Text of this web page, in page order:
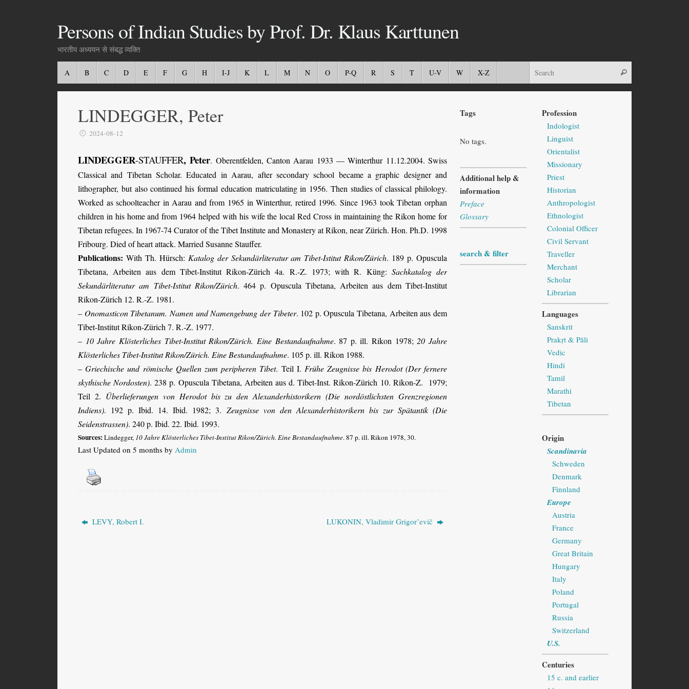
Persons of Indian Studies by Prof. Dr. Klaus Karttunen
भारतीय अध्ययन से संबद्ध व्यक्ति
A B C D E F G H I-J K L M N O P-Q R S T U-V W X-Z
LINDEGGER, Peter
2024-08-12
LINDEGGER-STAUFFER, Peter. Oberentfelden, Canton Aarau 1933 — Winterthur 11.12.2004. Swiss
Classical and Tibetan Scholar. Educated in Aarau, after secondary school became a graphic designer and
lithographer, but also continued his formal education matriculating in 1956. Then studies of classical philology.
Worked as schoolteacher in Aarau and from 1965 in Winterthur, retired 1996. Since 1963 took Tibetan orphan
children in his home and from 1964 helped with his wife the local Red Cross in maintaining the Rikon home for
Tibetan refugees. In 1967-74 Curator of the Tibet Institute and Monastery at Rikon, near Zürich. Hon. Ph.D. 1998
Fribourg. Died of heart attack. Married Susanne Stauffer.
Publications: With Th. Hürsch: Katalog der Sekundärliteratur am Tibet-Istitut Rikon/Zürich. 189 p. Opuscula
Tibetana, Arbeiten aus dem Tibet-Institut Rikon-Zürich 4a. R.-Z. 1973; with R. Küng: Sachkatalog der
Sekundärliteratur am Tibet-Istitut Rikon/Zürich. 464 p. Opuscula Tibetana, Arbeiten aus dem Tibet-Institut
Rikon-Zürich 12. R.-Z. 1981.
– Onomasticon Tibetanum. Namen und Namengebung der Tibeter. 102 p. Opuscula Tibetana, Arbeiten aus dem
Tibet-Institut Rikon-Zürich 7. R.-Z. 1977.
– 10 Jahre Klösterliches Tibet-Institut Rikon/Zürich. Eine Bestandaufnahme. 87 p. ill. Rikon 1978; 20 Jahre
Klösterliches Tibet-Institut Rikon/Zürich. Eine Bestand­aufnahme. 105 p. ill. Rikon 1988.
–Griechische und römische Quellen zum peripheren Tibet. Teil I. Frühe Zeugnisse bis Herodot (Der fernere
skythische Nordosten).238 p. Opuscula Tibetana, Arbeiten aus d. Tibet-Inst. Rikon-Zürich 10. Rikon-Z. 1979;
Teil 2. Über­lieferungen von Herodot bis zu den Alexanderhistorikern (Die nordöstlichsten Grenzregionen
Indiens). 192 p. Ibid. 14. Ibid. 1982; 3. Zeugnisse von den Alexanderhistorikern bis zur Spätantik (Die
Seidenstrassen). 240 p. Ibid. 22. Ibid. 1993.
Sources:Lindegger, 10 Jahre Klösterliches Tibet-Institut Rikon/Zürich. Eine Bestandaufnahme. 87 p. ill. Rikon 1978, 30.
Last Updated on 5 months by Admin
LEVY, Robert I. LUKONIN, Vladimir Grigor’evič
Tags
No tags.
Additional help &
information
Preface
Glossary
search & filter
Profession
Indologist
Linguist
Orientalist
Missionary
Priest
Historian
Anthropologist
Ethnologist
Colonial Officer
Civil Servant
Traveller
Merchant
Scholar
Librarian
Languages
Sanskrit
Prakṛt & Pāli
Vedic
Hindi
Tamil
Marathi
Tibetan
Origin
Scandinavia
Schweden
Denmark
Finnland
Europe
Austria
France
Germany
Great Britain
Hungary
Italy
Poland
Portugal
Russia
Switzerland
U.S.
Centuries
15 c. and earlier